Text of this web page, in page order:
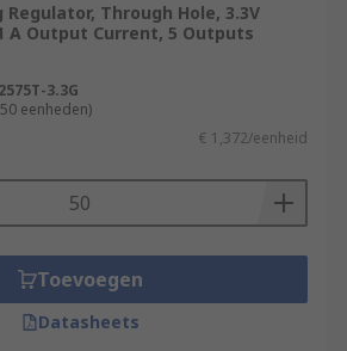
Through Hole, 3.3V
A Output Current, 5 Outputs
3.3G
eenheden)
€ 1,372/eenheid
Toevoegen
Datasheets